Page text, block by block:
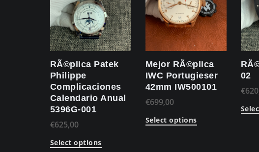
RÃ©plica Patek
Philippe
Complicaciones
Calendario Anual
5396G-001
€625,00
Select options
Mejor RÃ©plica
IWC Portugieser
42mm IW500101
€699,00
Select options
02
€